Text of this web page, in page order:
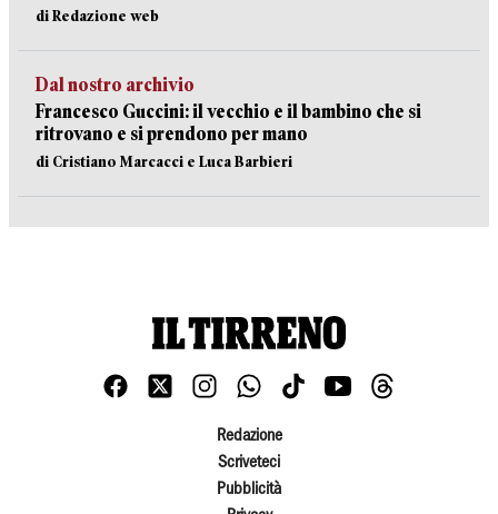
di Redazione web
Dal nostro archivio
Francesco Guccini: il vecchio e il bambino che si
ritrovano e si prendono per mano
di Cristiano Marcacci e Luca Barbieri
Redazione
Scriveteci
Pubblicità